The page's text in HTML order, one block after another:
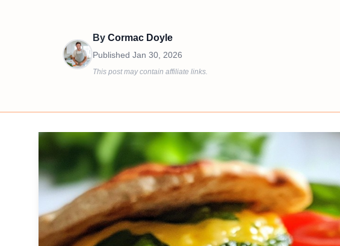
By Cormac Doyle
Published Jan 30, 2026
This post may contain affiliate links.